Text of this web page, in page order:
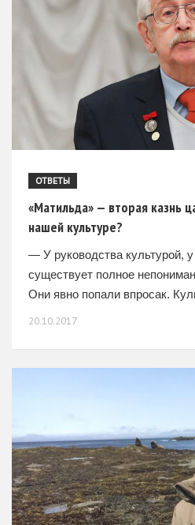
пространное интервью
ОТВЕТЫ
«Матильда» — вторая казнь
нашей культуре?
— У руководства культурой,
существует полное
Они явно попали впросак.
20.10.2017